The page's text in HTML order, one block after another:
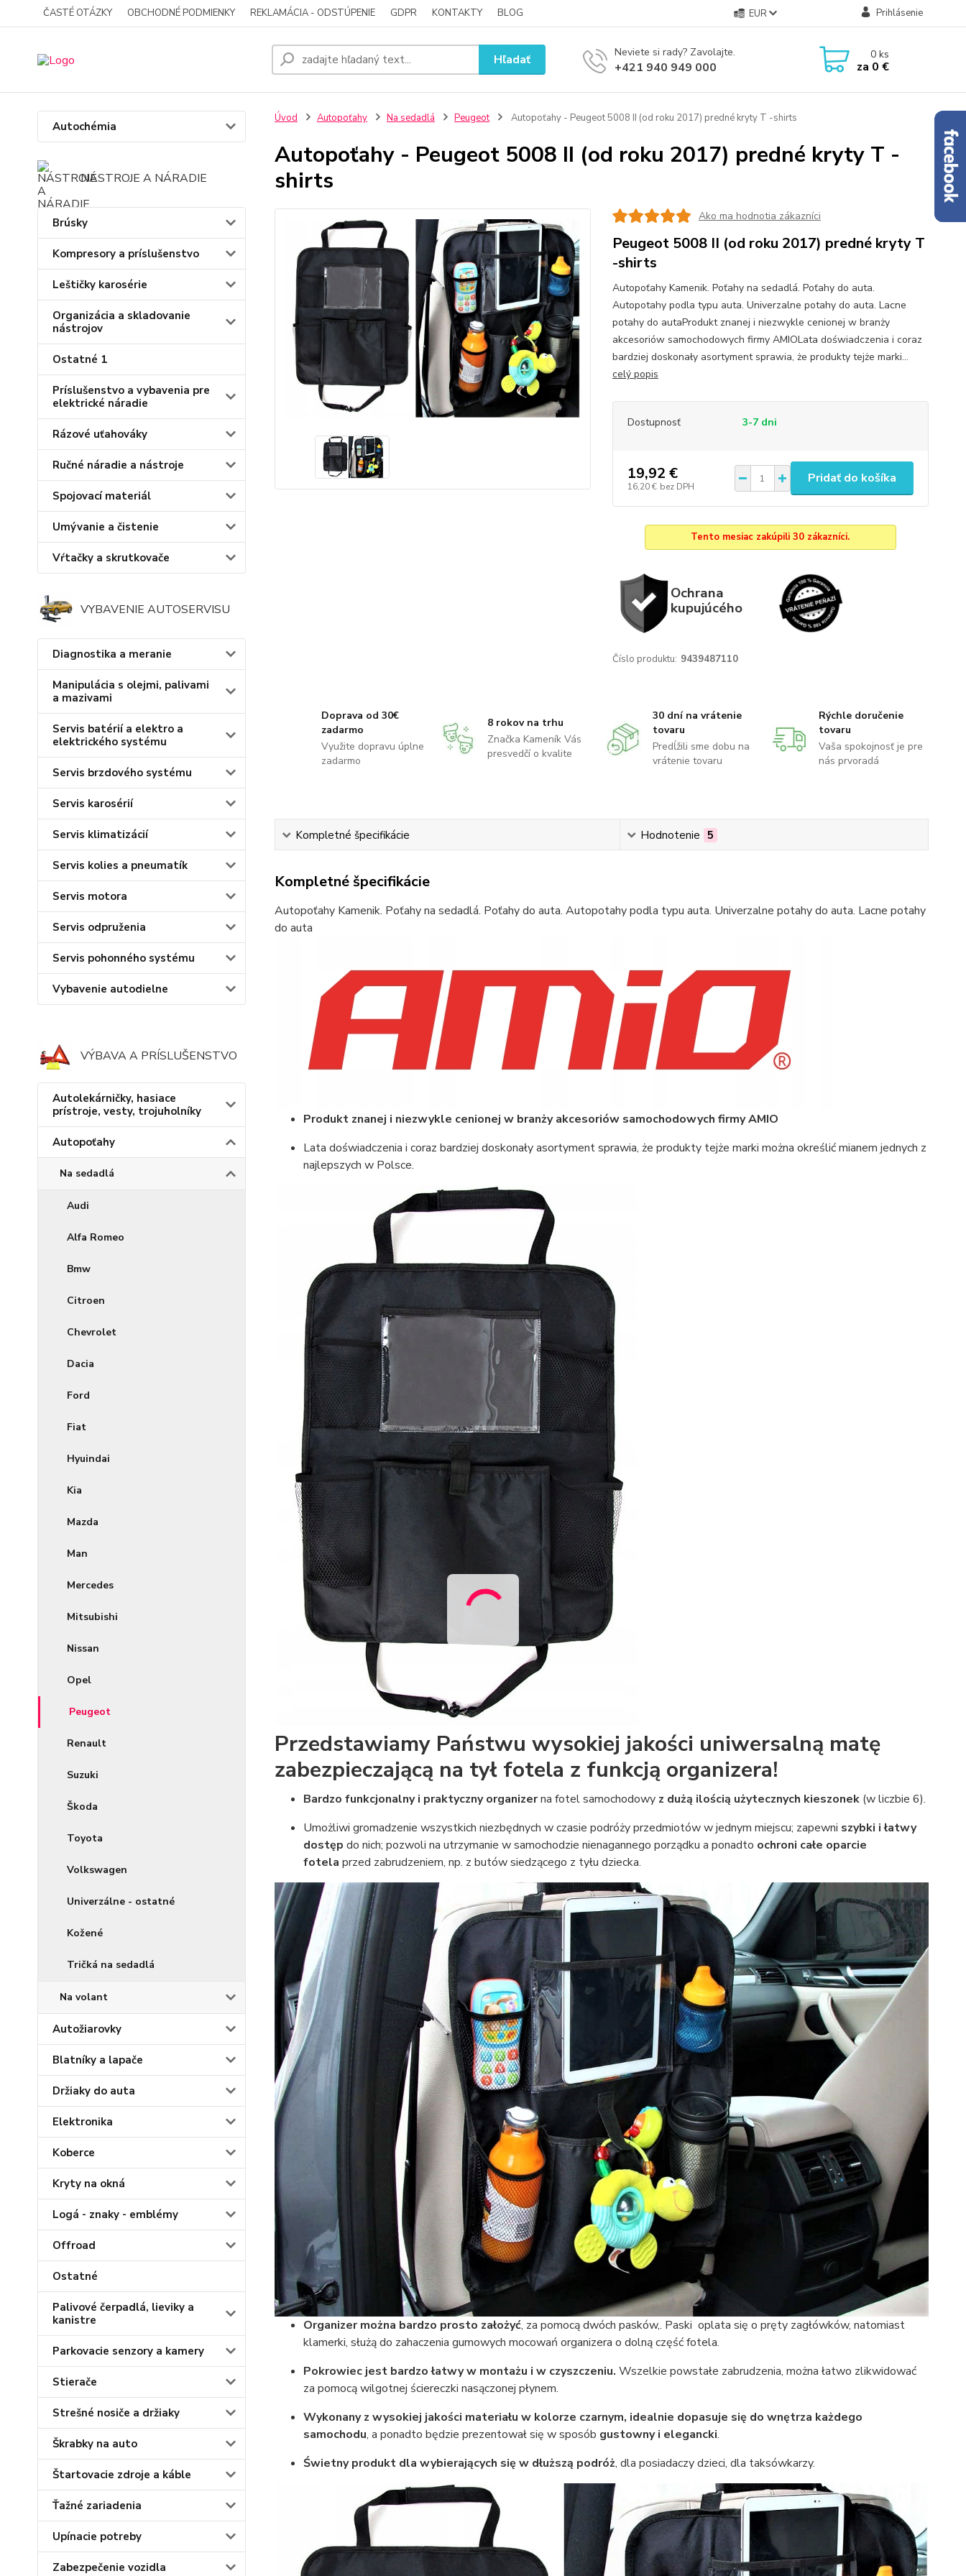
ČASTÉ OTÁZKY OBCHODNÉ PODMIENKY REKLAMÁCIA - ODSTÚPENIE GDPR KONTAKTY BLOG EUR Prihlásenie
Hľadať Neviete si rady? Zavolajte.
+421 940 949 000
0ks
za 0 €
Autochémia
NÁSTROJE A NÁRADIE
Brúsky
Kompresory a príslušenstvo
Leštičky karosérie
Organizácia a skladovanie
nástrojov
Ostatné 1
Príslušenstvo a vybavenia pre
elektrické náradie
Rázové uťahováky
Ručné náradie a nástroje
Spojovací materiál
Umývanie a čistenie
Vŕtačky a skrutkovače
VYBAVENIE AUTOSERVISU
Diagnostika a meranie
Manipulácia s olejmi, palivami
a mazivami
Servis batérií a elektro a
elektrického systému
Servis brzdového systému
Servis karosérií
Servis klimatizácií
Servis kolies a pneumatík
Servis motora
Servis odpruženia
Servis pohonného systému
Vybavenie autodielne
VÝBAVA A PRÍSLUŠENSTVO
Autolekárničky, hasiace
prístroje, vesty, trojuholníky
Autopoťahy
Na sedadlá
Audi
Alfa Romeo
Bmw
Citroen
Chevrolet
Dacia
Ford
Fiat
Hyuindai
Kia
Mazda
Man
Mercedes
Mitsubishi
Nissan
Opel
Peugeot
Renault
Suzuki
Škoda
Toyota
Volkswagen
Univerzálne - ostatné
Kožené
Tričká na sedadlá
Na volant
Autožiarovky
Blatníky a lapače
Držiaky do auta
Elektronika
Koberce
Kryty na okná
Logá - znaky - emblémy
Offroad
Ostatné
Palivové čerpadlá, lieviky a
kanistre
Parkovacie senzory a kamery
Stierače
Strešné nosiče a držiaky
Škrabky na auto
Štartovacie zdroje a káble
Ťažné zariadenia
Upínacie potreby
Zabezpečenie vozidla
Úvod Autopoťahy Na sedadlá Peugeot Autopoťahy - Peugeot 5008 II (od roku 2017) predné kryty T -shirts
Autopoťahy - Peugeot 5008 II (od roku 2017) predné kryty T -
shirts
Ako ma hodnotia zákazníci
Peugeot 5008 II (od roku 2017) predné kryty T
-shirts
Autopoťahy Kamenik. Poťahy na sedadlá. Poťahy do auta.
Autopotahy podla typu auta. Univerzalne potahy do auta. Lacne
potahy do autaProdukt znanej i niezwykle cenionej w branży
akcesoriów samochodowych firmy AMIOLata doświadczenia i coraz
bardziej doskonały asortyment sprawia, że produkty tejże marki...
celý popis
Dostupnosť 3-7 dni
19,92 €
16,20 € bez DPH
Pridať do košíka
Tento mesiac zakúpili 30 zákazníci.
Ochrana
kupujúcého
Číslo produktu: 9439487110
Doprava od 30€
zadarmo
Využite dopravu úplne
zadarmo
8 rokov na trhu
Značka Kameník Vás
presvedčí o kvalite
30 dní na vrátenie
tovaru
Predĺžili sme dobu na
vrátenie tovaru
Rýchle doručenie
tovaru
Vaša spokojnosť je pre
nás prvoradá
Kompletné špecifikácie Hodnotenie 5
Kompletné špecifikácie
Autopoťahy Kamenik. Poťahy na sedadlá. Poťahy do auta. Autopotahy podla typu auta. Univerzalne potahy do auta. Lacne potahy
do auta
Produkt znanej i niezwykle cenionej w branży akcesoriów samochodowych firmy AMIO
Lata doświadczenia i coraz bardziej doskonały asortyment sprawia, że produkty tejże marki można określić mianem jednych z
najlepszych w Polsce.
Przedstawiamy Państwu wysokiej jakości uniwersalną matę
zabezpieczającą na tył fotela z funkcją organizera!
Bardzo funkcjonalny i praktyczny organizerna fotel samochodowy z dużą ilością użytecznych kieszonek(w liczbie 6).
Umożliwi gromadzenie wszystkich niezbędnych w czasie podróży przedmiotów w jednym miejscu; zapewni szybki i łatwy
dostęp do nich; pozwoli na utrzymanie w samochodzie nienagannego porządku a ponadto ochroni całe oparcie
fotela przed zabrudzeniem, np. z butów siedzącego z tyłu dziecka.
Organizer można bardzo prosto założyć, za pomocą dwóch pasków,. Paski oplata się o pręty zagłówków, natomiast
klamerki, służą do zahaczenia gumowych mocowań organizera o dolną część fotela.
Pokrowiec jest bardzo łatwy w montażu i w czyszczeniu. Wszelkie powstałe zabrudzenia, można łatwo zlikwidować
za pomocą wilgotnej ściereczki nasączonej płynem.
Wykonany z wysokiej jakości materiału w kolorze czarnym, idealnie dopasuje się do wnętrza każdego
samochodu, a ponadto będzie prezentował się w sposób gustowny i elegancki.
Świetny produkt dla wybierających się w dłuższą podróż, dla posiadaczy dzieci, dla taksówkarzy.